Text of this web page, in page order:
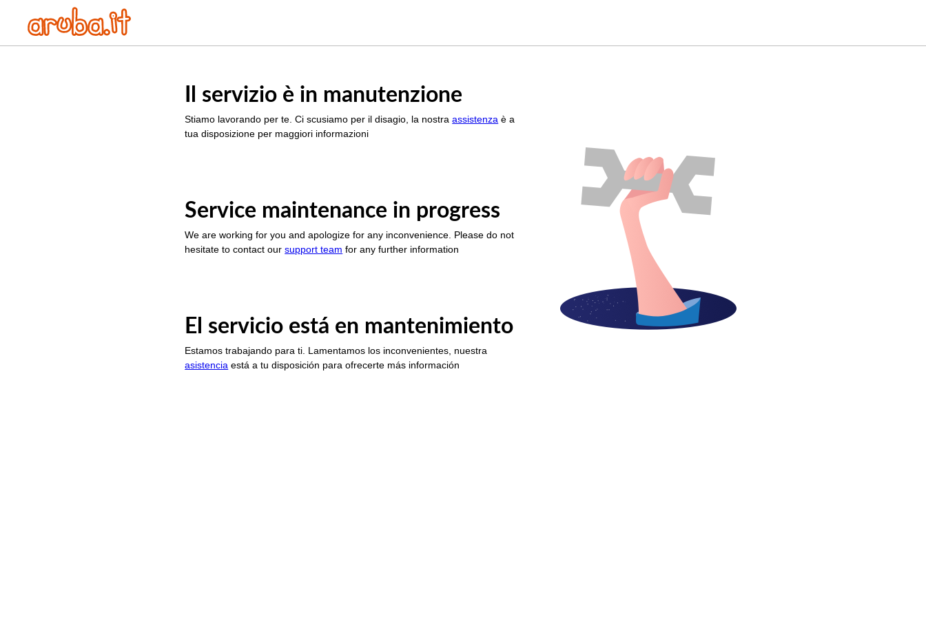
Il servizio è in manutenzione
Stiamo lavorando per te. Ci scusiamo per il disagio, la nostraassistenza è a
tua disposizione per maggiori informazioni
Service maintenance in progress
We are working for you and apologize for any inconvenience. Please do not
hesitate to contact oursupport team for any further information
El servicio está en mantenimiento
Estamos trabajando para ti. Lamentamos los inconvenientes, nuestra
asistencia está a tu disposición para ofrecerte más información